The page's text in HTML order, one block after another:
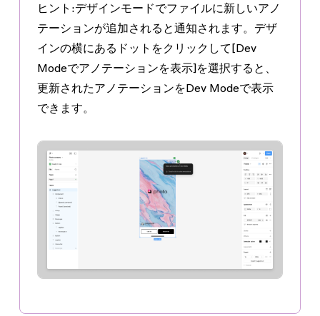
ヒント:デザインモードでファイルに新しいアノ
テーションが追加されると通知されます。デザ
インの横にあるドットをクリックして[Dev
Modeでアノテーションを表示]を選択すると、
更新されたアノテーションをDev Modeで表示
できます。